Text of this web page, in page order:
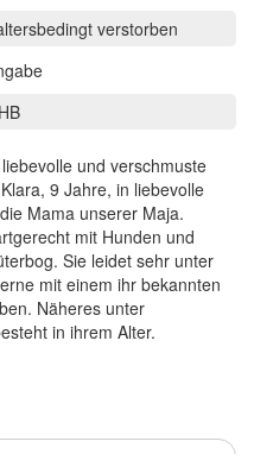
verstorben
und verschmuste
9 Jahre, in liebevolle
Mama unserer Maja.
mit Hunden und
Sie leidet sehr unter
mit einem ihr bekannten
Näheres unter
in ihrem Alter.